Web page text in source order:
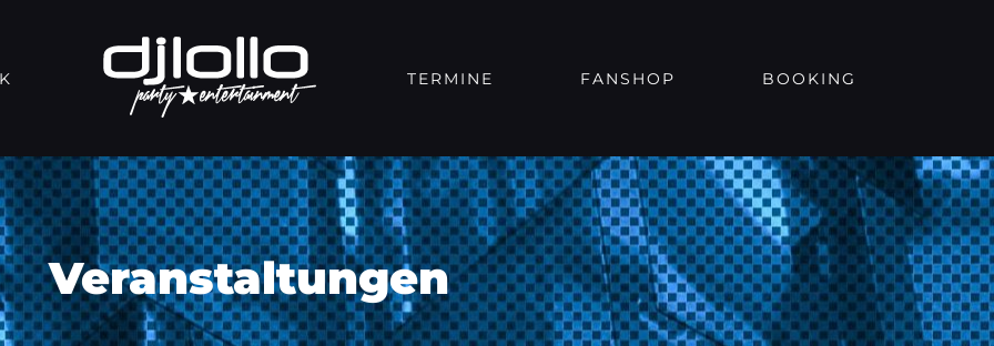
TERMINE FANSHOP BOOKING
Veranstaltungen